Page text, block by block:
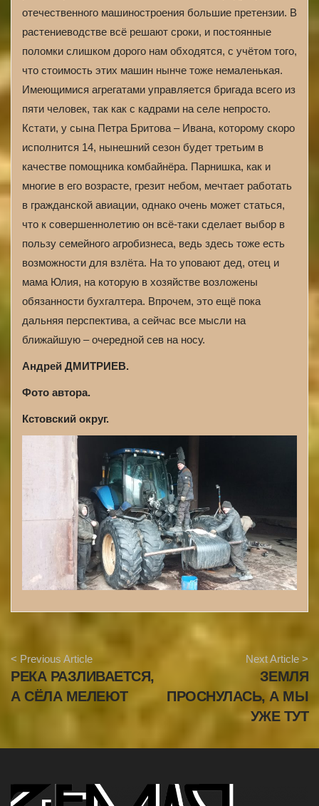
отечественного машиностроения большие претензии. В
растениеводстве всё решают сроки, и постоянные
поломки слишком дорого нам обходятся, с учётом того,
что стоимость этих машин нынче тоже немаленькая.
Имеющимися агрегатами управляется бригада всего из
пяти человек, так как с кадрами на селе непросто.
Кстати, у сына Петра Бритова – Ивана, которому скоро
исполнится 14, нынешний сезон будет третьим в
качестве помощника комбайнёра. Парнишка, как и
многие в его возрасте, грезит небом, мечтает работать
в гражданской авиации, однако очень может статься,
что к совершеннолетию он всё-таки сделает выбор в
пользу семейного агробизнеса, ведь здесь тоже есть
возможности для взлёта. На то уповают дед, отец и
мама Юлия, на которую в хозяйстве возложены
обязанности бухгалтера. Впрочем, это ещё пока
дальняя перспектива, а сейчас все мысли на
ближайшую – очередной сев на носу.
Андрей ДМИТРИЕВ.
Фото автора.
Кстовский округ.
r
v
i
< Previous Article
РЕКА РАЗЛИВАЕТСЯ,
А СЁЛА МЕЛЕЮТ
Next Article >
ЗЕМЛЯ
ПРОСНУЛАСЬ, А МЫ
УЖЕ ТУТ